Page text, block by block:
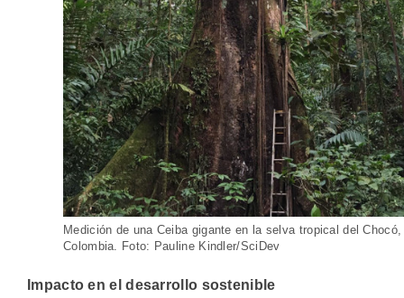
Medición de una Ceiba gigante en la selva tropical del Chocó,
Colombia. Foto: Pauline Kindler/SciDev
Impacto en el desarrollo sostenible